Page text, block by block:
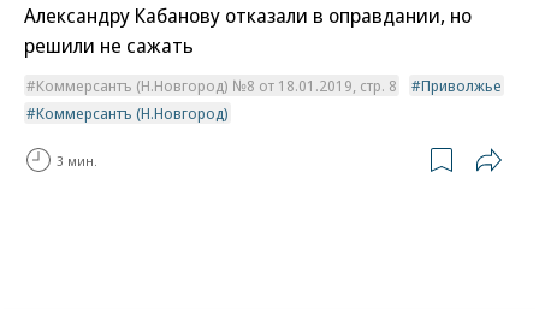
Александру Кабанову отказали в оправдании, но
решили не сажать
Коммерсантъ (Н.Новгород) №8 от 18.01.2019, стр. 8
Приволжье
Коммерсантъ (Н.Новгород)
3 мин.